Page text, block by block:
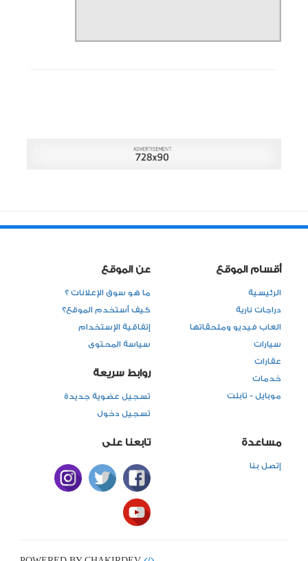
أقسام الموقع
الرئيسية
دراجات نارية
العاب فيديو وملحقاتها
سيارات
عقارات
خدمات
موبايل - تابلت
عن الموقع
ما هو سوق الإعلانات ؟
كيف أستخدم الموقع؟
إتفاقية الإستخدام
سياسة المحتوى
روابط سريعة
تسجيل عضوية جديدة
تسجيل دخول
مساعدة
إتصل بنا
تابعنا على